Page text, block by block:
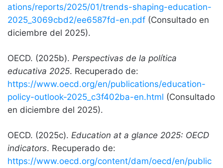
ations/reports/2025/01/trends-shaping-education-
2025_3069cbd2/ee6587fd-en.pdf (Consultado en
diciembre del 2025).
OECD. (2025b). Perspectivas de la política
educativa 2025. Recuperado de:
https://www.oecd.org/en/publications/education-
policy-outlook-2025_c3f402ba-en.html (Consultado
en diciembre del 2025).
OECD. (2025c). Education at a glance 2025: OECD
indicators. Recuperado de:
https://www.oecd.org/content/dam/oecd/en/public